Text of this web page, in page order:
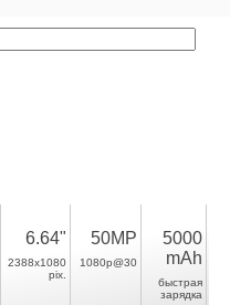
6.64"
2388x1080
pix.
50MP
1080p@30
5000
mAh
быстрая
зарядка